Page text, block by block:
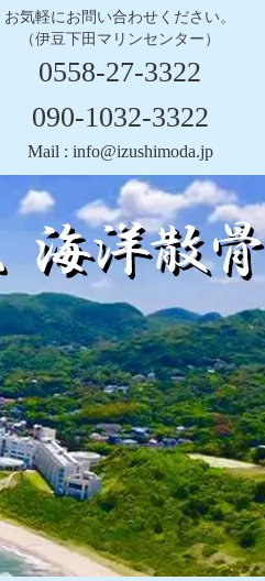
お気軽にお問い合わせください。
（伊豆下田マリンセンター）
0558-27-3322
090-1032-3322
Mail : info@izushimoda.jp